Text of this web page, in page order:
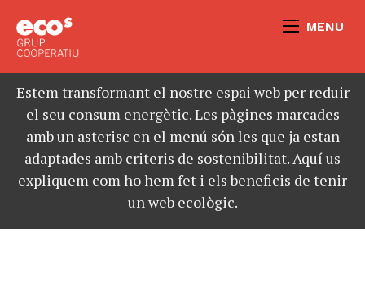
MENU
Estem transformant el nostre espai web per reduir
el seu consum energètic. Les pàgines marcades
amb un asterisc en el menú són les que ja estan
adaptades amb criteris de sostenibilitat.Aquíus
expliquem com ho hem fet i els beneficis de tenir
un web ecològic.